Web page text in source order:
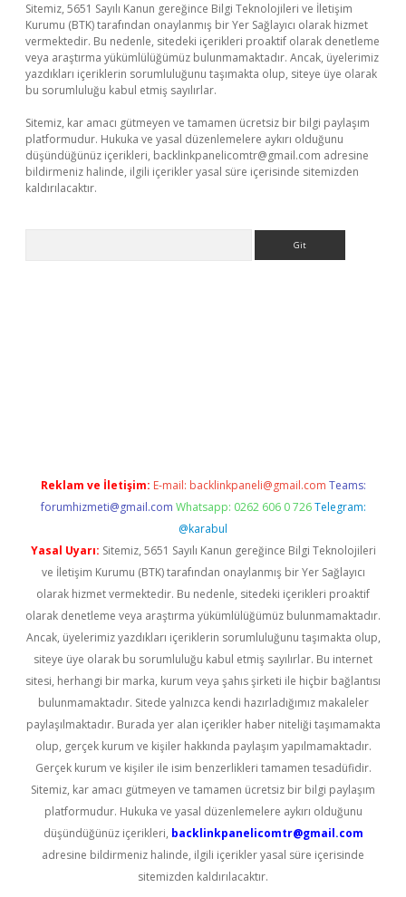
Sitemiz, 5651 Sayılı Kanun gereğince Bilgi Teknolojileri ve İletişim
Kurumu (BTK) tarafından onaylanmış bir Yer Sağlayıcı olarak hizmet
vermektedir. Bu nedenle, sitedeki içerikleri proaktif olarak denetleme
veya araştırma yükümlülüğümüz bulunmamaktadır. Ancak, üyelerimiz
yazdıkları içeriklerin sorumluluğunu taşımakta olup, siteye üye olarak
bu sorumluluğu kabul etmiş sayılırlar.
Sitemiz, kar amacı gütmeyen ve tamamen ücretsiz bir bilgi paylaşım
platformudur. Hukuka ve yasal düzenlemelere aykırı olduğunu
düşündüğünüz içerikleri, backlinkpanelicomtr@gmail.com adresine
bildirmeniz halinde, ilgili içerikler yasal süre içerisinde sitemizden
kaldırılacaktır.
Reklam ve İletişim: E-mail: backlinkpaneli@gmail.com Teams:
forumhizmeti@gmail.com Whatsapp: 0262 606 0 726 Telegram:
@karabul
Yasal Uyarı: Sitemiz, 5651 Sayılı Kanun gereğince Bilgi Teknolojileri
ve İletişim Kurumu (BTK) tarafından onaylanmış bir Yer Sağlayıcı
olarak hizmet vermektedir. Bu nedenle, sitedeki içerikleri proaktif
olarak denetleme veya araştırma yükümlülüğümüz bulunmamaktadır.
Ancak, üyelerimiz yazdıkları içeriklerin sorumluluğunu taşımakta olup,
siteye üye olarak bu sorumluluğu kabul etmiş sayılırlar. Bu internet
sitesi, herhangi bir marka, kurum veya şahıs şirketi ile hiçbir bağlantısı
bulunmamaktadır. Sitede yalnızca kendi hazırladığımız makaleler
paylaşılmaktadır. Burada yer alan içerikler haber niteliği taşımamakta
olup, gerçek kurum ve kişiler hakkında paylaşım yapılmamaktadır.
Gerçek kurum ve kişiler ile isim benzerlikleri tamamen tesadüfidir.
Sitemiz, kar amacı gütmeyen ve tamamen ücretsiz bir bilgi paylaşım
platformudur. Hukuka ve yasal düzenlemelere aykırı olduğunu
düşündüğünüz içerikleri, backlinkpanelicomtr@gmail.com
adresine bildirmeniz halinde, ilgili içerikler yasal süre içerisinde
sitemizden kaldırılacaktır.